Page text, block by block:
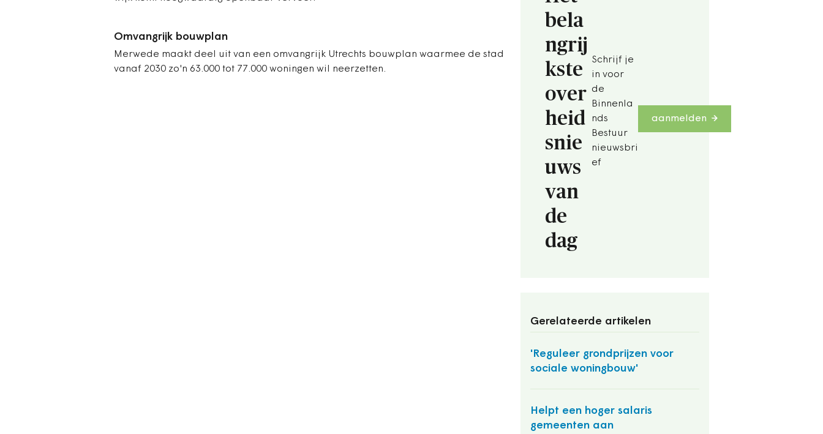
bela
ngrij
kste
over
heid
snie
uws
van
de
dag
Schrijf je
in voor
de
Binnenla
nds
Bestuur
nieuwsbri
ef
aanmelden
Gerelateerde artikelen
'Reguleer grondprijzen voor
sociale woningbouw'
Helpt een hoger salaris
gemeenten aan
Omvangrijk bouwplan
Merwede maakt deel uit van een omvangrijk Utrechts bouwplan waarmee de stad
vanaf 2030 zo'n 63.000 tot 77.000 woningen wil neerzetten.